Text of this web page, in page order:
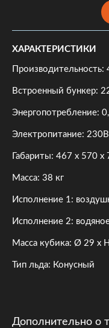
ХАРАКТЕРИСТИКИ
Производительность:
Встроенный бункер:
Энергопотребление:
Электропитание:
Габариты: 467 x 570
Масса: 38 кг
Исполнение 1:
Исполнение 2:
Масса кубика: Ø 29 х
Тип льда: Конусный
Дополнительно о